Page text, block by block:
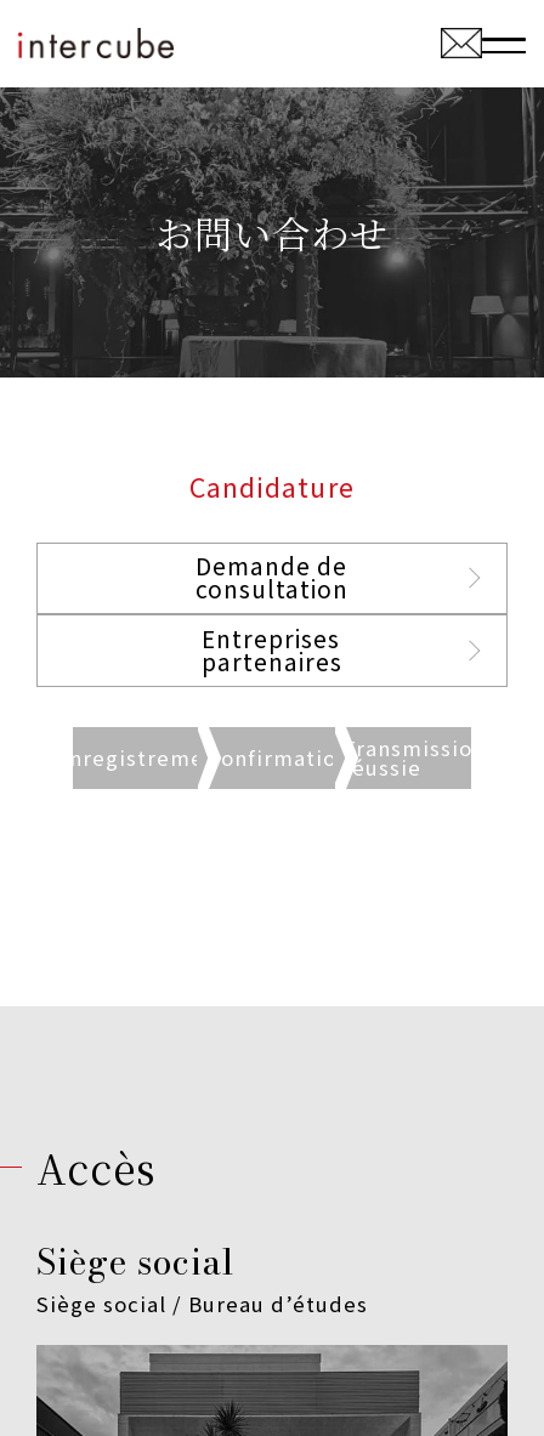
お問い合わせ
Candidature
Demande de
consultation
Entreprises
partenaires
EnregistrementConfirmationTransmission
réussie
Accès
Siège social
Siège social / Bureau d’études